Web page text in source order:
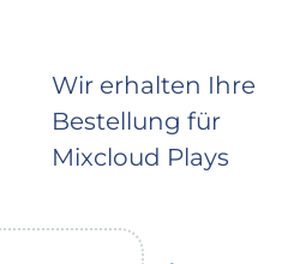
Wir erhalten Ihre
Bestellung für
Mixcloud Plays